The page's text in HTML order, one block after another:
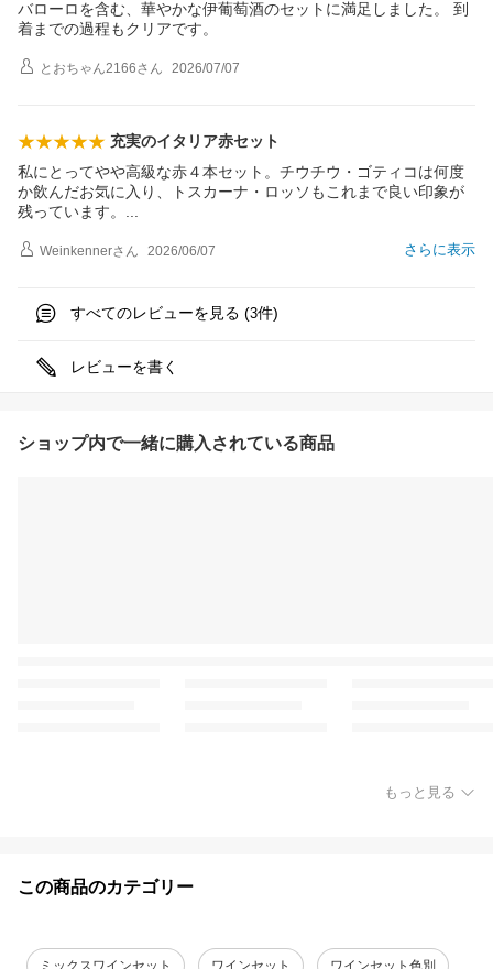
バローロを含む、華やかな伊葡萄酒のセットに満足しました。 到
着までの過程もクリアです。
とおちゃん2166さん 2026/07/07
充実のイタリア赤セット
私にとってやや高級な赤４本セット。チウチウ・ゴティコは何度
か飲んだお気に入り、トスカーナ・ロッソもこれまで良い印象が
残っています。
さらに表示
Weinkennerさん 2026/06/07
すべてのレビューを見る (3件)
レビューを書く
ショップ内で一緒に購入されている商品
もっと見る
この商品のカテゴリー
ミックスワインセット ワインセット ワインセット色別